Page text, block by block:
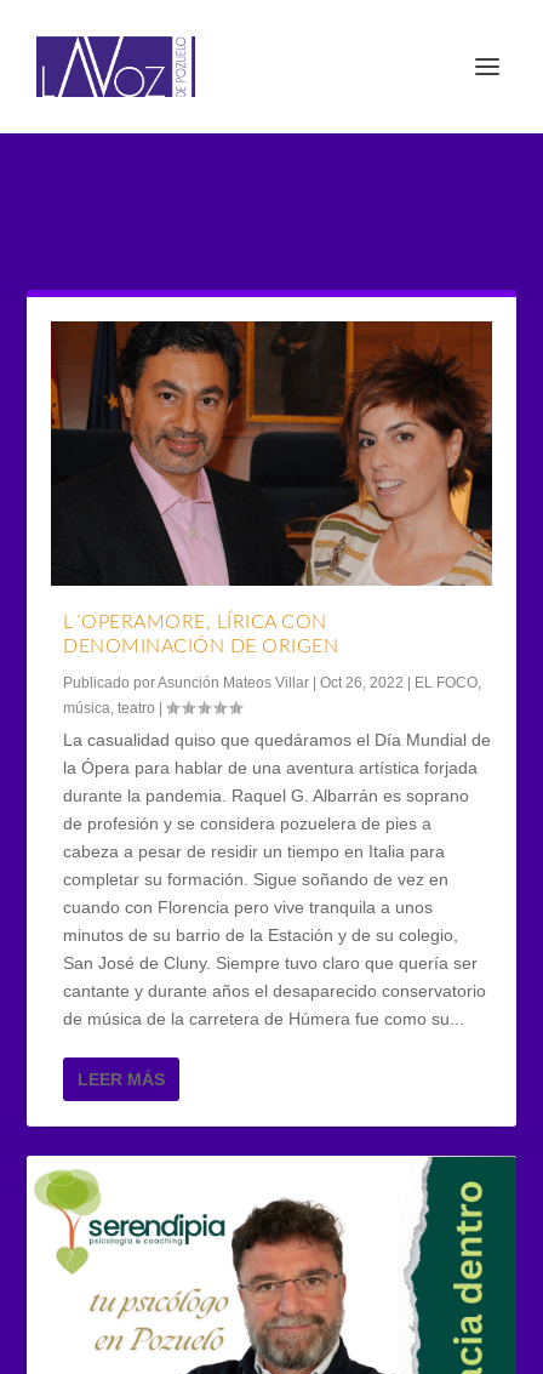
L´OPERAMORE, LÍRICA CON
DENOMINACIÓN DE ORIGEN
Publicado porAsunción Mateos Villar |Oct 26, 2022 | EL FOCO
música ,teatro |
La casualidad quiso que quedáramos el Día Mundial de
la Ópera para hablar de una aventura artística forjada
durante la pandemia. Raquel G. Albarrán es soprano
de profesión y se considera pozuelera de pies a
cabeza a pesar de residir un tiempo en Italia para
completar su formación. Sigue soñando de vez en
cuando con Florencia pero vive tranquila a unos
minutos de su barrio de la Estación y de su colegio,
San José de Cluny. Siempre tuvo claro que quería ser
cantante y durante años el desaparecido conservatorio
de música de la carretera de Húmera fue como su...
LEER MÁS